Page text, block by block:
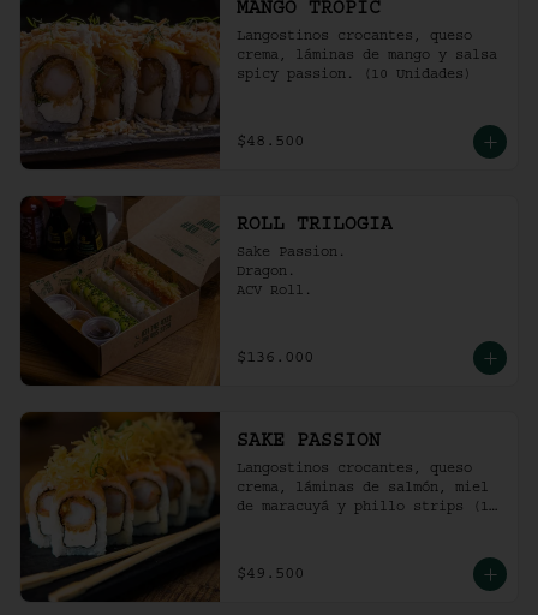
MANGO TROPIC
Langostinos crocantes, queso
crema, láminas de mango y salsa
spicy passion. (10 Unidades)
$48.500
ROLL TRILOGIA
Sake Passion.
Dragon.
ACV Roll.
$136.000
SAKE PASSION
Langostinos crocantes, queso
crema, láminas de salmón, miel
de maracuyá y phillo strips (10
$49.500